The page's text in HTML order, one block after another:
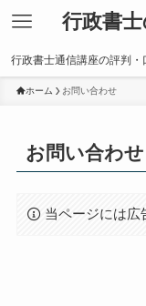
行政書
行政書士通信講座の評判・
ホーム お問い合わせ
お問い合わせ
当ページには広